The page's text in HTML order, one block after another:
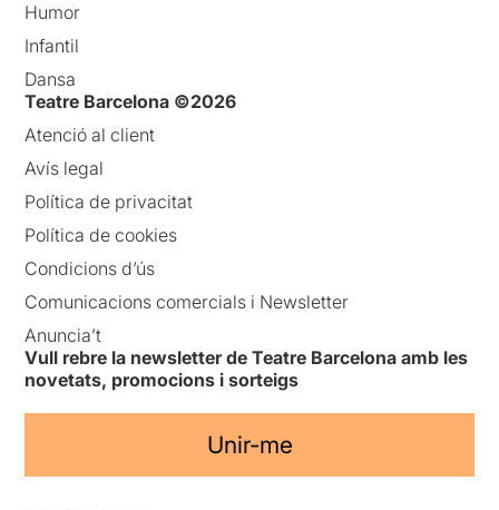
Humor
Infantil
Dansa
Teatre Barcelona ©2026
Atenció al client
Avís legal
Política de privacitat
Política de cookies
Condicions d’ús
Comunicacions comercials i Newsletter
Anuncia’t
Vull rebre la newsletter de Teatre Barcelona amb les
novetats, promocions i sorteigs
Unir-me